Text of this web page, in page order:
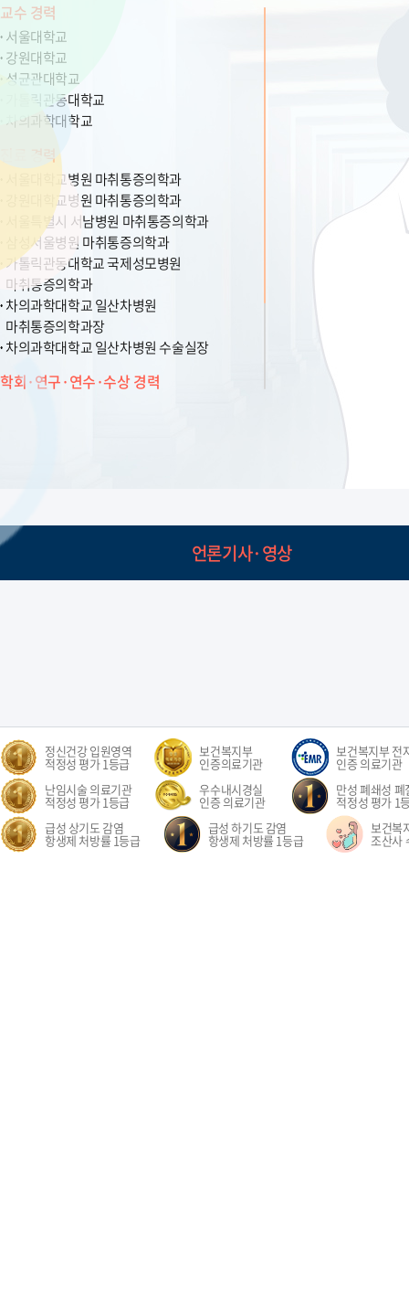
교수 경력
서울대학교
강원대학교
성균관대학교
가톨릭관동대학교
차의과학대학교
진료 경력
서울대학교병원 마취통증의학과
강원대학교병원 마취통증의학과
서울특별시 서남병원 마취통증의학과
삼성서울병원 마취통증의학과
가톨릭관동대학교 국제성모병원
마취통증의학과
차의과학대학교 일산차병원
마취통증의학과장
차의과학대학교 일산차병원 수술실장
학회·연구·연수·수상 경력
언론기사·영상
정신건강 입원영역
적정성 평가 1등급
보건복지부
인증의료기관
보건복지부 전
인증 의료기관
난임시술 의료기관
적정성 평가 1등급
우수내시경실
인증 의료기관
만성 폐쇄성
적정성 평가 1
급성 상기도 감염
항생제 처방률 1등급
급성 하기도 감염
항생제 처방률 1등급
보건복
조산사